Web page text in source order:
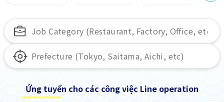
Ứng tuyển cho các công việc Line operation